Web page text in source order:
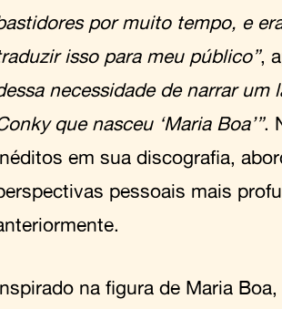
por muito tempo, e
isso para meu público”,
necessidade de narrar um
que nasceu ‘Maria Boa’”.
em sua discografia,
pessoais mais
na figura de Maria